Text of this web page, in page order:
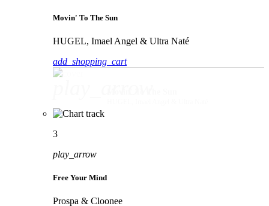
Movin' To The Sun
HUGEL, Imael Angel & Ultra Naté
add_shopping_cart
3
play_arrow
Free Your Mind
Prospa & Cloonee